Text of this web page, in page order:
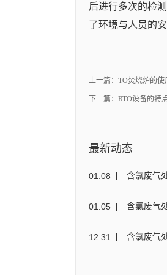
后进行多次的检
了环境与人员的
上一篇： TO焚烧炉的
下一篇： RTO设备的特
最新动态
01 08 含氯废气
01 05 含氯废气
12 31 含氯废气